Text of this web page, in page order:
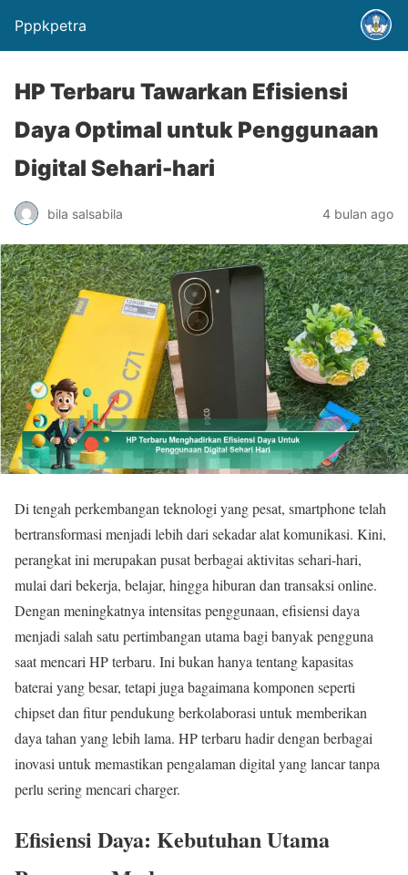
Pppkpetra
HP Terbaru Tawarkan Efisiensi
Daya Optimal untuk Penggunaan
Digital Sehari-hari
bila salsabila 4 bulan ago
Di tengah perkembangan teknologi yang pesat, smartphone telah
bertransformasi menjadi lebih dari sekadar alat komunikasi. Kini,
perangkat ini merupakan pusat berbagai aktivitas sehari-hari,
mulai dari bekerja, belajar, hingga hiburan dan transaksi online.
Dengan meningkatnya intensitas penggunaan, efisiensi daya
menjadi salah satu pertimbangan utama bagi banyak pengguna
saat mencari HP terbaru. Ini bukan hanya tentang kapasitas
baterai yang besar, tetapi juga bagaimana komponen seperti
chipset dan fitur pendukung berkolaborasi untuk memberikan
daya tahan yang lebih lama. HP terbaru hadir dengan berbagai
inovasi untuk memastikan pengalaman digital yang lancar tanpa
perlu sering mencari charger.
Efisiensi Daya: Kebutuhan Utama